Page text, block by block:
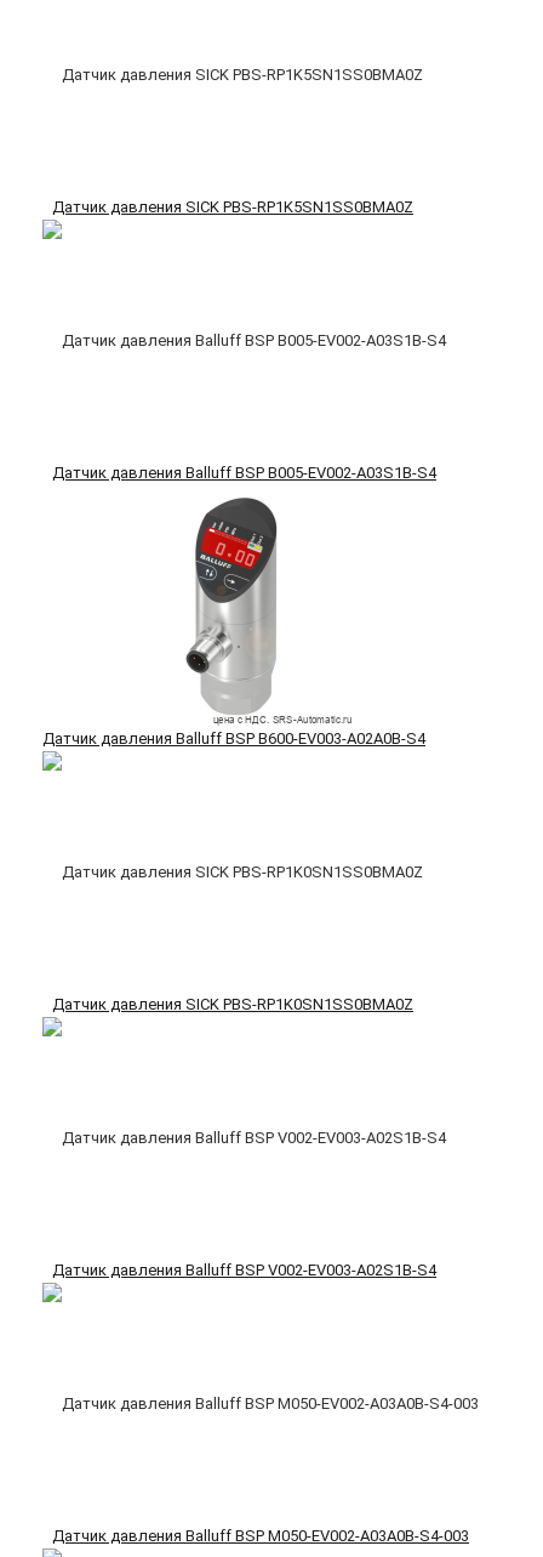
Датчик давления SICK PBS-RP1K5SN1SS0BMA0Z
Датчик давления Balluff BSP B005-EV002-A03S1B-S4
Датчик давления Balluff BSP B600-EV003-A02A0B-S4
Датчик давления SICK PBS-RP1K0SN1SS0BMA0Z
Датчик давления Balluff BSP V002-EV003-A02S1B-S4
Датчик давления Balluff BSP M050-EV002-A03A0B-S4-003